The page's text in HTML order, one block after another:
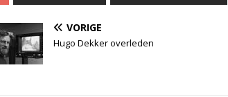
VORIGE
Hugo Dekker overleden